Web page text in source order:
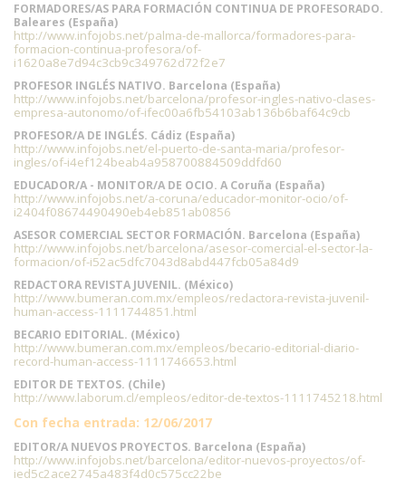
FORMADORES/AS PARA FORMACIÓN CONTINUA DE PROFESORADO.
Baleares (España)
http://www.infojobs.net/palma-de-mallorca/formadores-para-
formacion-continua-profesora/of-
i1620a8e7d94c3cb9c349762d72f2e7
PROFESOR INGLÉS NATIVO. Barcelona (España)
http://www.infojobs.net/barcelona/profesor-ingles-nativo-clases-
empresa-autonomo/of-ifec00a6fb54103ab136b6baf64c9cb
PROFESOR/A DE INGLÉS. Cádiz (España)
http://www.infojobs.net/el-puerto-de-santa-maria/profesor-
ingles/of-i4ef124beab4a958700884509ddfd60
EDUCADOR/A - MONITOR/A DE OCIO. A Coruña (España)
http://www.infojobs.net/a-coruna/educador-monitor-ocio/of-
i2404f08674490490eb4eb851ab0856
ASESOR COMERCIAL SECTOR FORMACIÓN. Barcelona (España)
http://www.infojobs.net/barcelona/asesor-comercial-el-sector-la-
formacion/of-i52ac5dfc7043d8abd447fcb05a84d9
REDACTORA REVISTA JUVENIL. (México)
http://www.bumeran.com.mx/empleos/redactora-revista-juvenil-
human-access-1111744851.html
BECARIO EDITORIAL. (México)
http://www.bumeran.com.mx/empleos/becario-editorial-diario-
record-human-access-1111746653.html
EDITOR DE TEXTOS. (Chile)
http://www.laborum.cl/empleos/editor-de-textos-1111745218.html
Con fecha entrada: 12/06/2017
EDITOR/A NUEVOS PROYECTOS. Barcelona (España)
http://www.infojobs.net/barcelona/editor-nuevos-proyectos/of-
ied5c2ace2745a483f4d0c575cc22be